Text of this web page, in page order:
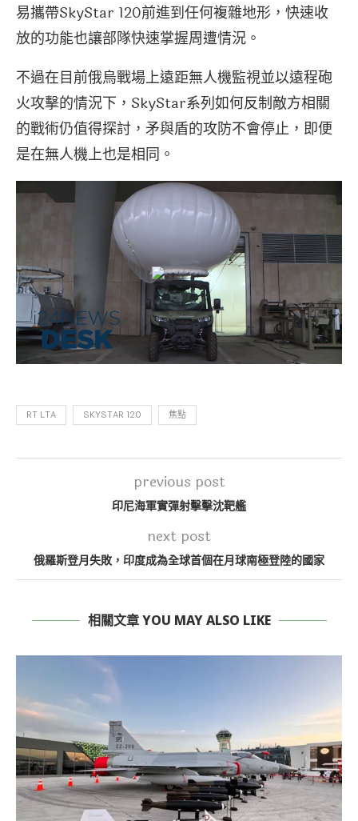
易攜帶SkyStar 120前進到任何複雜地形，快速收
放的功能也讓部隊快速掌握周遭情況。
不過在目前俄烏戰場上遠距無人機監視並以遠程砲
火攻擊的情況下，SkyStar系列如何反制敵方相關
的戰術仍值得探討，矛與盾的攻防不會停止，即便
是在無人機上也是相同。
RT LTA SKYSTAR 120 焦點
previous post
印尼海軍實彈射擊擊沈靶艦
next post
俄羅斯登月失敗，印度成為全球首個在月球南極登陸的國家
相關文章 YOU MAY ALSO LIKE